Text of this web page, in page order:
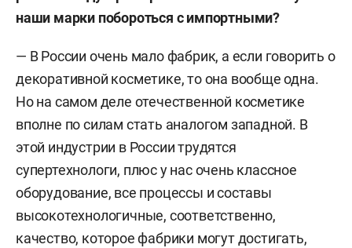
наши марки побороться с импортными?
— В России очень мало фабрик, а если говорить о
декоративной косметике, то она вообще одна.
Но на самом деле отечественной косметике
вполне по силам стать аналогом западной. В
этой индустрии в России трудятся
супертехнологи, плюс у нас очень классное
оборудование, все процессы и составы
высокотехнологичные, соответственно,
качество, которое фабрики могут достигать,